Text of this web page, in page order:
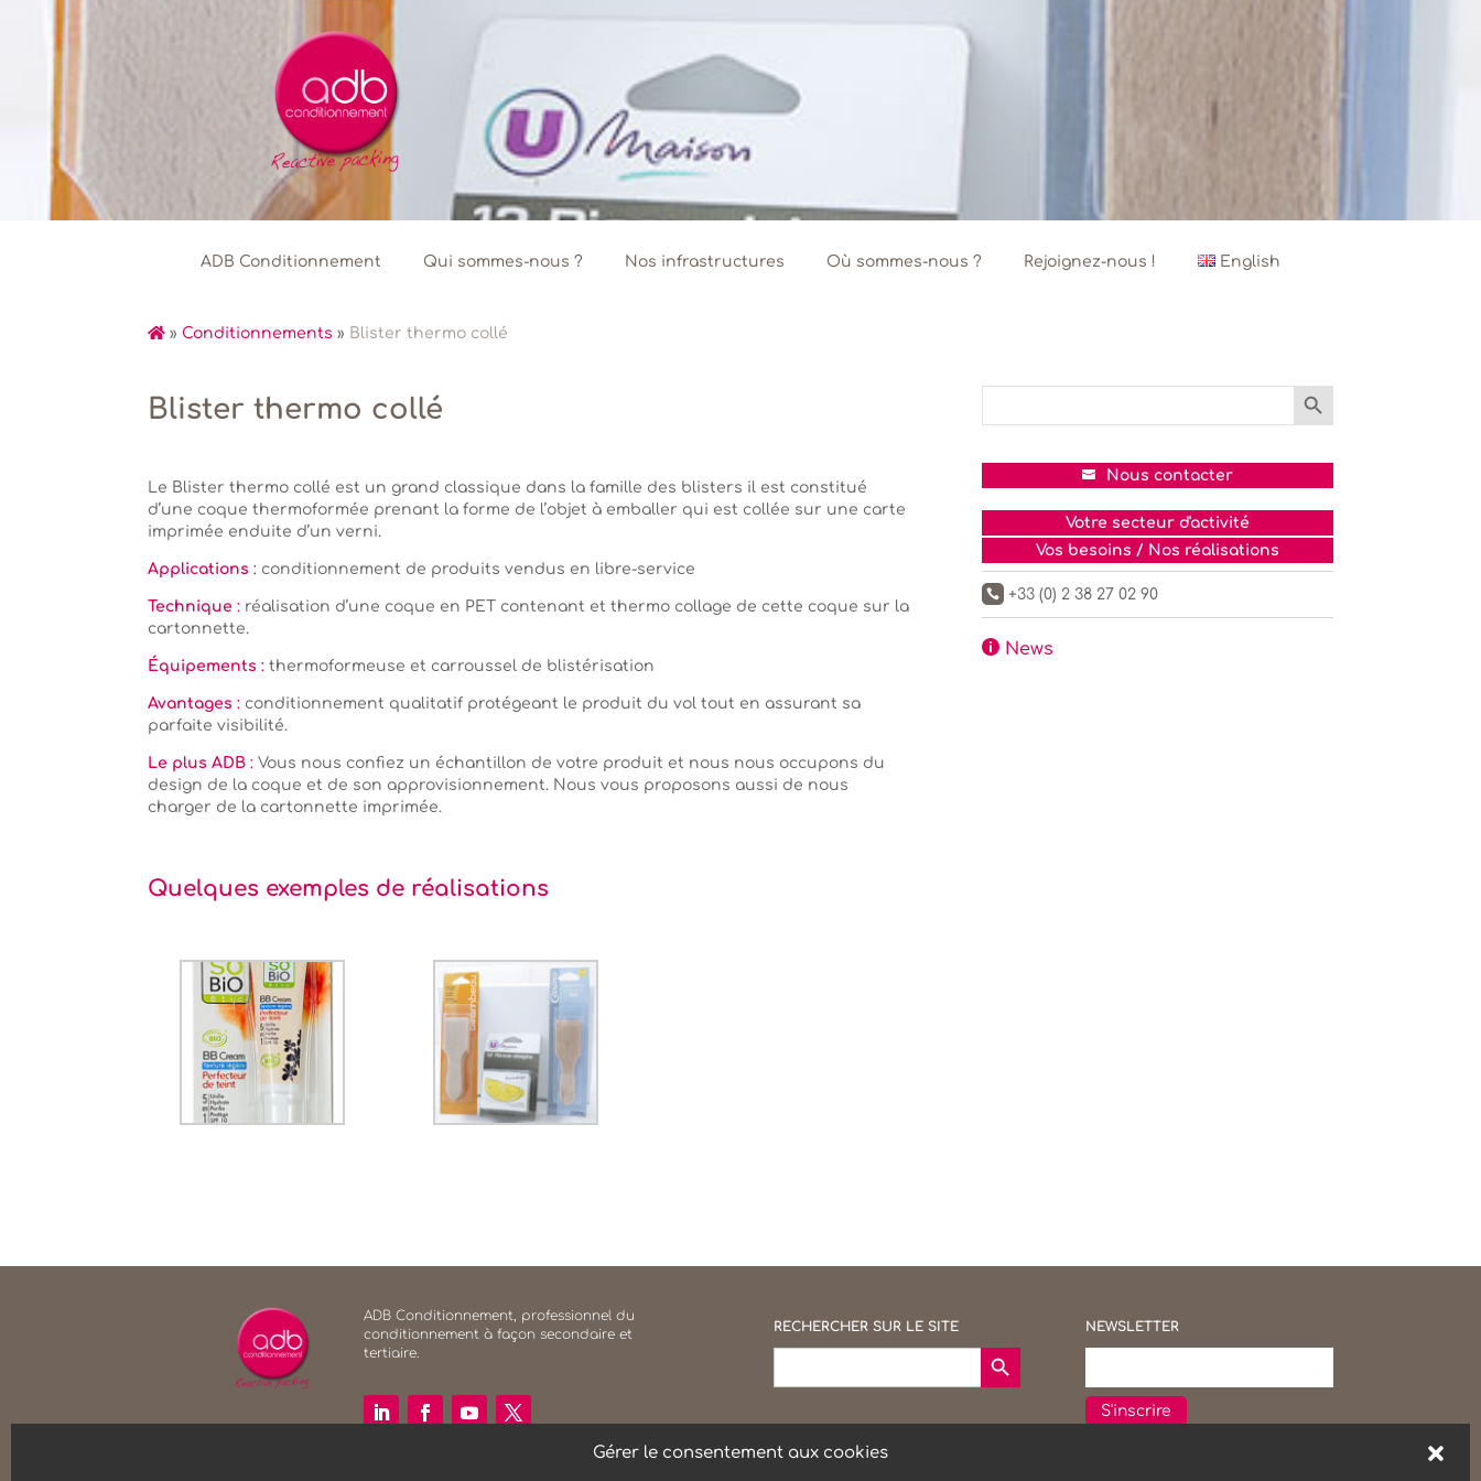
Gérer le consentement aux cookies
ADB Conditionnement Qui sommes-nous ? Nos infrastructures Où sommes-nous ? Rejoignez-nous ! English
»Conditionnements » Blister thermo collé
Blister thermo collé
Le Blister thermo collé est un grand classique dans la famille des blisters il est constitué
d’une coque thermoformée prenant la forme de l’objet à emballer qui est collée sur une carte
imprimée enduite d’un verni.
Applications : conditionnement de produits vendus en libre-service
Technique : réalisation d’une coque en PET contenant et thermo collage de cette coque sur la
cartonnette.
Équipements : thermoformeuse et carroussel de blistérisation
Avantages : conditionnement qualitatif protégeant le produit du vol tout en assurant sa
parfaite visibilité.
Le plus ADB : Vous nous confiez un échantillon de votre produit et nous nous occupons du
design de la coque et de son approvisionnement. Nous vous proposons aussi de nous
charger de la cartonnette imprimée.
Quelques exemples de réalisations
Search
Search Button
Nous contacter
Votre secteur d'activité
Vos besoins / Nos réalisations
 +33 (0) 2 38 27 02 90
News
ADB Conditionnement, professionnel du
conditionnement à façon secondaire et
tertiaire.
RECHERCHER SUR LE SITE
Search
Search Button
NEWSLETTER